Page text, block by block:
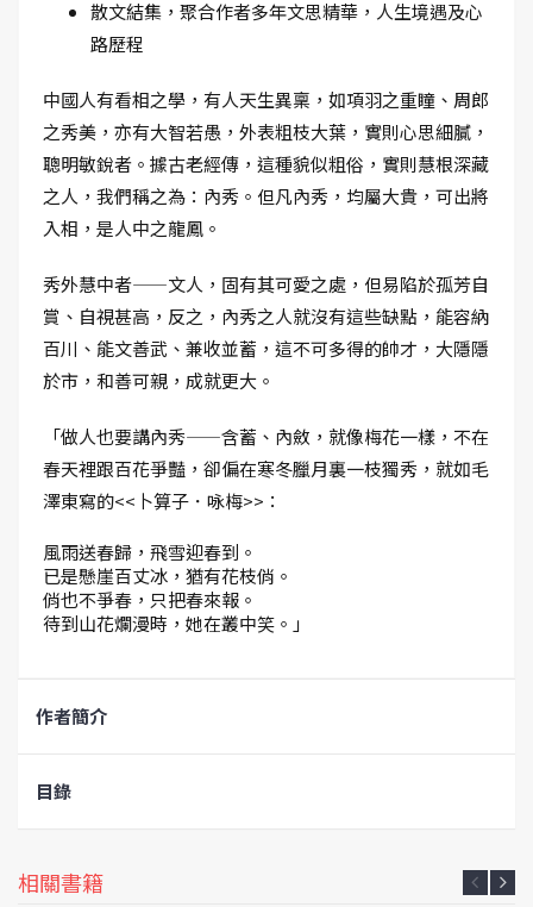
散文結集，聚合作者多年文思精華，人生境遇及心
路歷程
中國人有看相之學，有人天生異稟，如項羽之重瞳、周郎
之秀美，亦有大智若愚，外表粗枝大葉，實則心思細膩，
聰明敏銳者。據古老經傳，這種貌似粗俗，實則慧根深藏
之人，我們稱之為：內秀。但凡內秀，均屬大貴，可出將
入相，是人中之龍鳳。
秀外慧中者——文人，固有其可愛之處，但易陷於孤芳自
賞、自視甚高，反之，內秀之人就沒有這些缺點，能容納
百川、能文善武、兼收並蓄，這不可多得的帥才，大隱隱
於市，和善可親，成就更大。
「做人也要講內秀——含蓄、內斂，就像梅花一樣，不在
春天裡跟百花爭豔，卻偏在寒冬臘月裏一枝獨秀，就如毛
澤東寫的<<卜算子．咏梅>>：
風雨送春歸，飛雪迎春到。
已是懸崖百丈冰，猶有花枝俏。
俏也不爭春，只把春來報。
待到山花爛漫時，她在叢中笑。」
作者簡介
目錄
相關書籍